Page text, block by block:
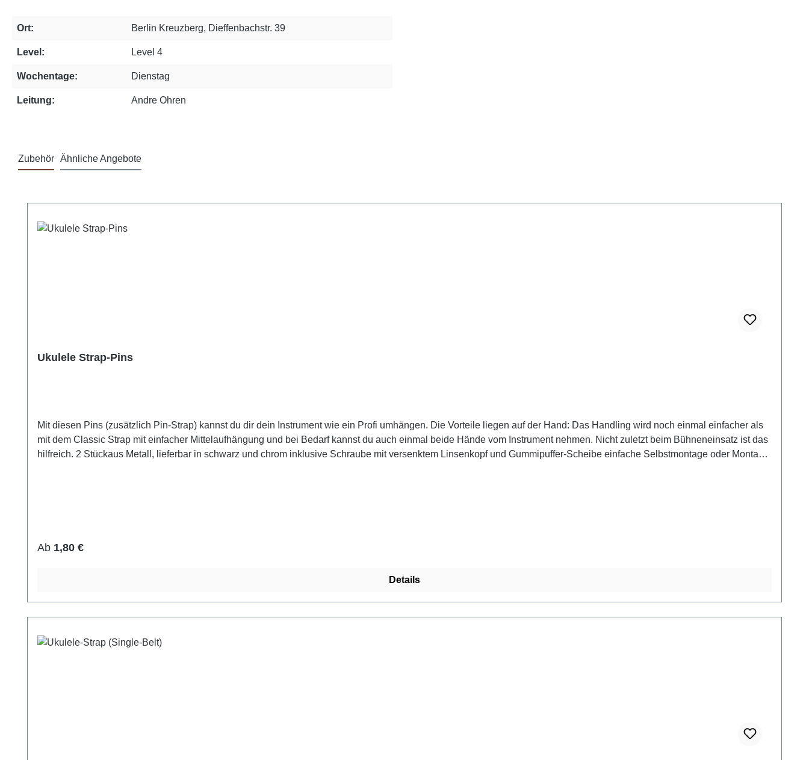
Ort: Berlin Kreuzberg, Dieffenbachstr. 39
Level: Level 4
Wochentage: Dienstag
Leitung: Andre Ohren
Zubehör Ähnliche Angebote
Ukulele Strap-Pins
Mit diesen Pins (zusätzlich Pin-Strap) kannst du dir dein Instrument wie ein Profi umhängen. Die Vorteile liegen auf der Hand: Das Handling wird noch einmal einfacher als
mit dem Classic Strap mit einfacher Mittelaufhängung und bei Bedarf kannst du auch einmal beide Hände vom Instrument nehmen. Nicht zuletzt beim Bühneneinsatz ist das
hilfreich. 2 Stückaus Metall, lieferbar in schwarz und chrom inklusive Schraube mit versenktem Linsenkopf und Gummipuffer-Scheibe einfache Selbstmontage oder Montage
Regulärer Preis:
Ab 1,80 €
Details